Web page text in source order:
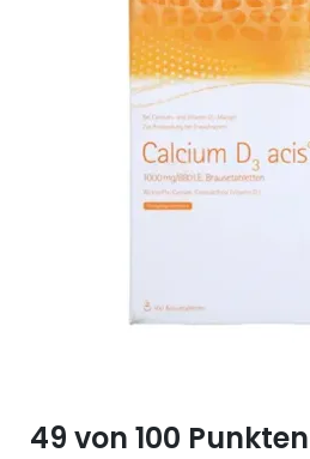
Selen (Se)
Silicium (Si)
Zink (Zn)
Vitamin B12
Vitamin C
Vitamin D
Vitamin E
Vitamin Q (Q10)
49 von 100